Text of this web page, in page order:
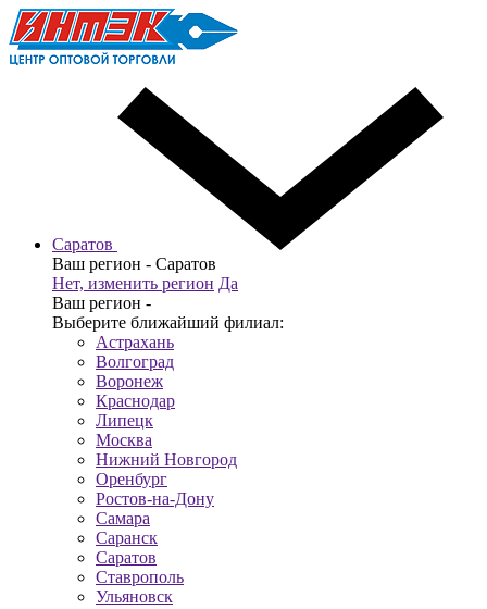
Саратов
Ваш регион - Саратов
Нет, изменить регион Да
Ваш регион -
Выберите ближайший филиал:
Астрахань
Волгоград
Воронеж
Краснодар
Липецк
Москва
Нижний Новгород
Оренбург
Ростов-на-Дону
Самара
Саранск
Саратов
Ставрополь
Ульяновск